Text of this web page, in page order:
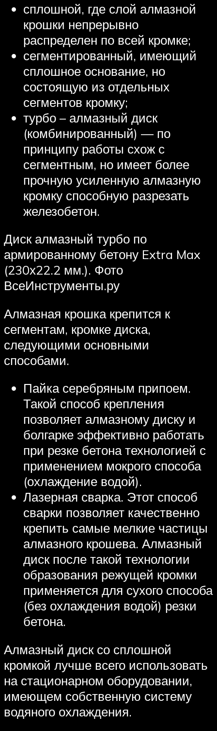
сплошной, где слой алмазной
крошки непрерывно
распределен по всей кромке;
сегментированный, имеющий
сплошное основание, но
состоящую из отдельных
сегментов кромку;
турбо – алмазный диск
(комбинированный) — по
принципу работы схож с
сегментным, но имеет более
прочную усиленную алмазную
кромку способную разрезать
железобетон.
Диск алмазный турбо по
армированному бетону Extra Max
(230х22.2 мм.). Фото
ВсеИнструменты.ру
Алмазная крошка крепится к
сегментам, кромке диска,
следующими основными
способами.
Пайка серебряным припоем.
Такой способ крепления
позволяет алмазному диску и
болгарке эффективно работать
при резке бетона технологией с
применением мокрого способа
(охлаждение водой).
Лазерная сварка. Этот способ
сварки позволяет качественно
крепить самые мелкие частицы
алмазного крошева. Алмазный
диск после такой технологии
образования режущей кромки
применяется для сухого способа
(без охлаждения водой) резки
бетона.
Алмазный диск со сплошной
кромкой лучше всего использовать
на стационарном оборудовании,
имеющем собственную систему
водяного охлаждения.